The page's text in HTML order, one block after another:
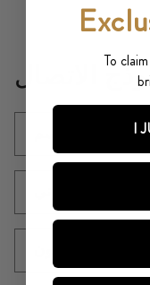
الاتصالTo
I